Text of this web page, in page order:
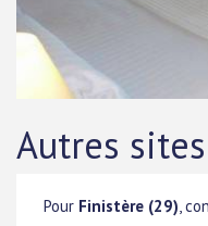
Autres
Pour Finistère (29),